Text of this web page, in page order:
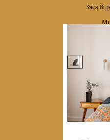
Sacs &
Devenir
Notre